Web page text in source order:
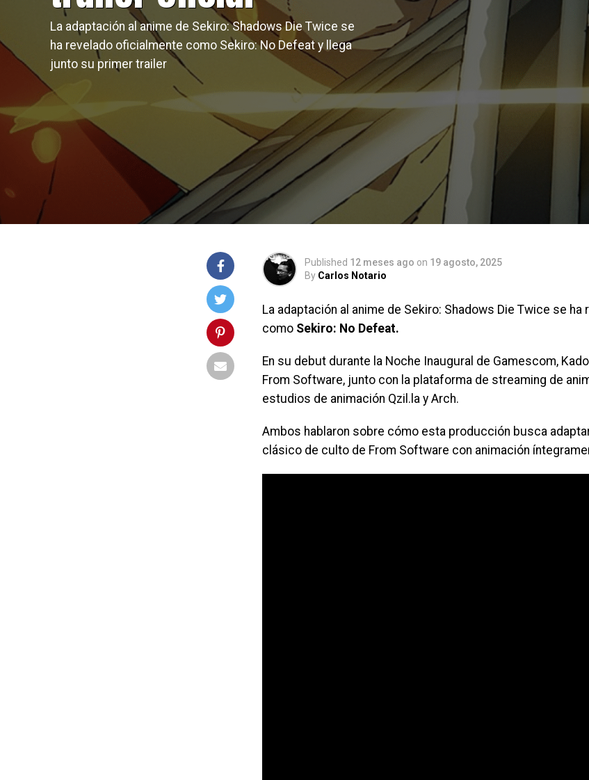
La adaptación al anime de Sekiro: Shadows Die Twice se
ha revelado oficialmente como Sekiro: No Defeat y llega
junto su primer trailer
Published 12 meses ago on 19 agosto, 2025
By Carlos Notario
La adaptación al anime de Sekiro: Shadows Die Twice se
como Sekiro: No Defeat.
En su debut durante la Noche Inaugural de Gamescom,
From Software, junto con la plataforma de streaming de
estudios de animación Qzil.la y Arch.
Ambos hablaron sobre cómo esta producción busca
clásico de culto de From Software con animación